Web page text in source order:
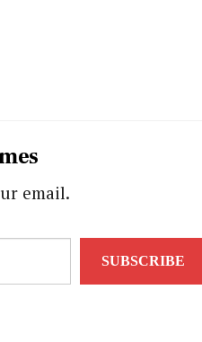
email.
SUBSCRIBE